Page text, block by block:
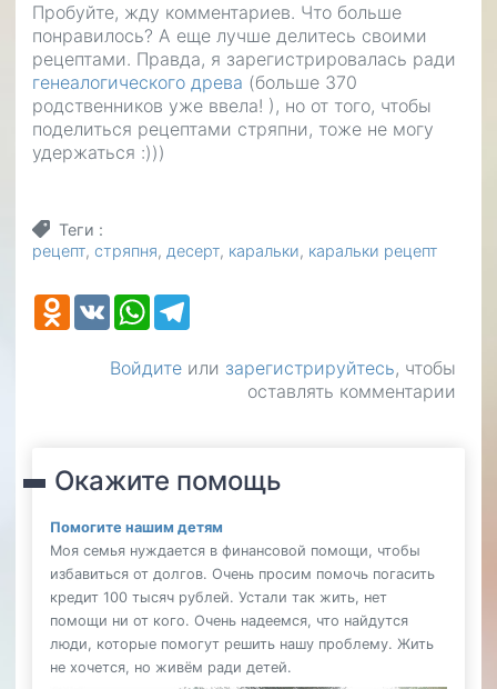
Пробуйте, жду комментариев. Что больше
понравилось? А еще лучше делитесь своими
рецептами. Правда, я зарегистрировалась ради
генеалогического древа (больше 370
родственников уже ввела! ), но от того, чтобы
поделиться рецептами стряпни, тоже не могу
удержаться :)))
Теги
рецепт стряпня десерт каральки каральки рецепт
Odnoklassniki
VK WhatsApp
Войдите или зарегистрируйтесь, чтобы
оставлять комментарии
Окажите помощь
Помогите нашим детям
Моя семья нуждается в финансовой помощи, чтобы
избавиться от долгов. Очень просим помочь погасить
кредит 100 тысяч рублей. Устали так жить, нет
помощи ни от кого. Очень надеемся, что найдутся
люди, которые помогут решить нашу проблему. Жить
не хочется, но живём ради детей.